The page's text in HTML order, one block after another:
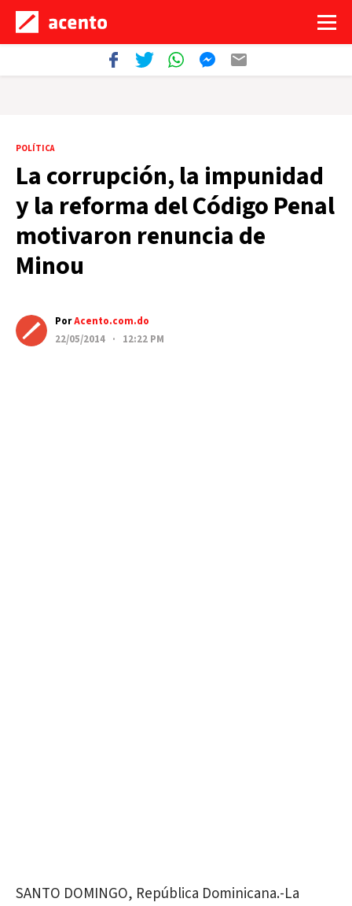
POLÍTICA
La corrupción, la impunidad
y la reforma del Código Penal
motivaron renuncia de
Minou
PorAcento.com.do
22/05/2014 · 12:22 PM
SANTO DOMINGO, República Dominicana.-La